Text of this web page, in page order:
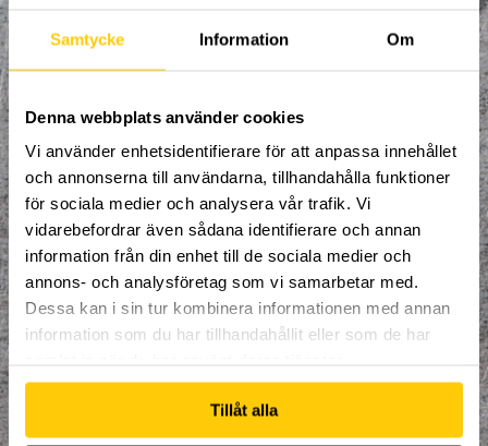
Samtycke Information Om
Denna webbplats använder cookies
Vi använder enhetsidentifierare för att anpassa innehållet
och annonserna till användarna, tillhandahålla funktioner
för sociala medier och analysera vår trafik. Vi
vidarebefordrar även sådana identifierare och annan
information från din enhet till de sociala medier och
annons- och analysföretag som vi samarbetar med.
Dessa kan i sin tur kombinera informationen med annan
information som du har tillhandahållit eller som de har
Tillåt alla
Klättring
LAN
Multisport
Mässa
NPF-Träning
Parkour
Påsk på Dome
Påsklovsläger 0
Skateboard 0